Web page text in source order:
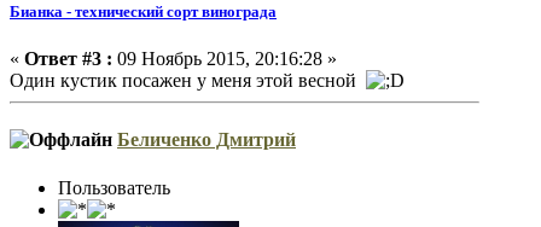
Бианка - технический сорт винограда
« Ответ #3 : 09 Ноябрь 2015, 20:16:28 »
Один кустик посажен у меня этой весной
Беличенко Дмитрий
Пользователь